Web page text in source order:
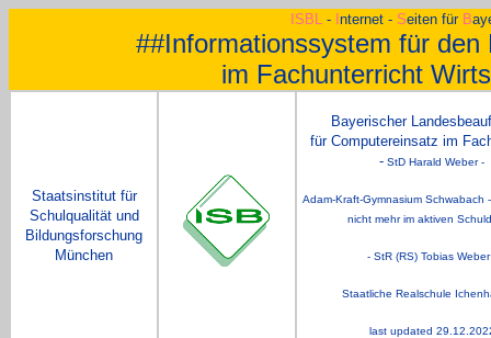
ISBL - nternet - Seiten für B
##Informationssystem für den
im Fachunterricht
Staatsinstitut für
Schulqualität und
Bildungsforschung
München
Bayerischer La
für Computereinsatz im
- StD Harald Weber -
Adam-Kraft-Gymnasium Schwabach
nicht mehr im aktiven
- StR (RS) Tobias
Staatliche Realschule
last updated